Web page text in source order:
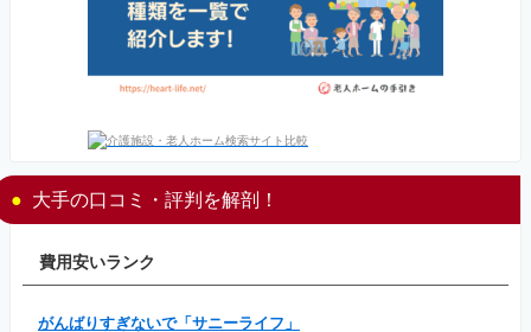
大手の口コミ・評判を解剖！
費用安いランク
がんばりすぎないで「サニーライフ」